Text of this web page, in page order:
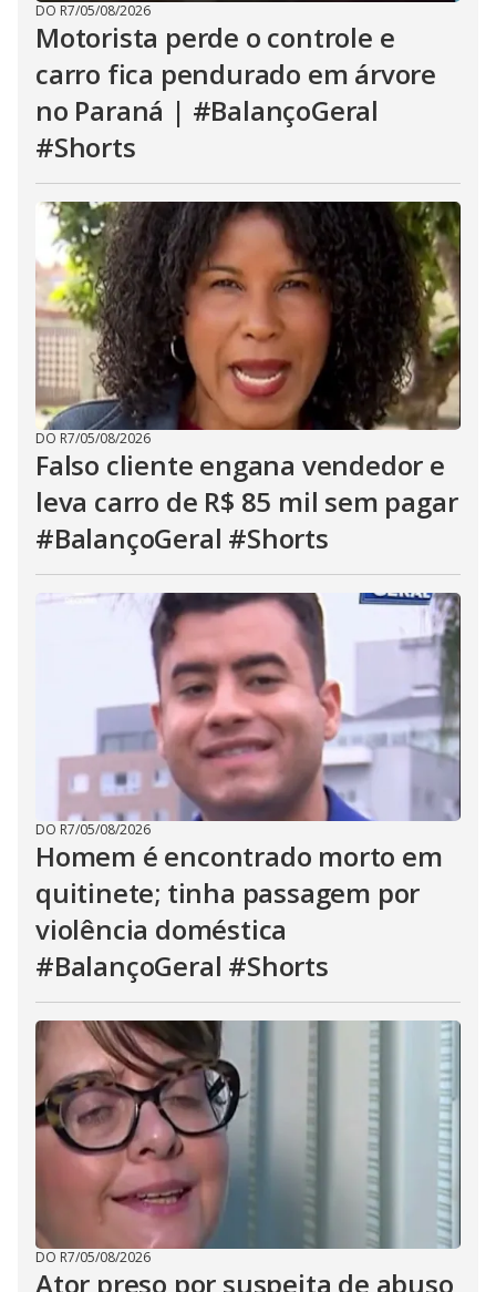
DO R7/05/08/2026
Motorista perde o controle e
carro fica pendurado em árvore
no Paraná | #BalançoGeral
#Shorts
DO R7/05/08/2026
Falso cliente engana vendedor e
leva carro de R$ 85 mil sem pagar
#BalançoGeral #Shorts
DO R7/05/08/2026
Homem é encontrado morto em
quitinete; tinha passagem por
violência doméstica
#BalançoGeral #Shorts
DO R7/05/08/2026
Ator preso por suspeita de abuso